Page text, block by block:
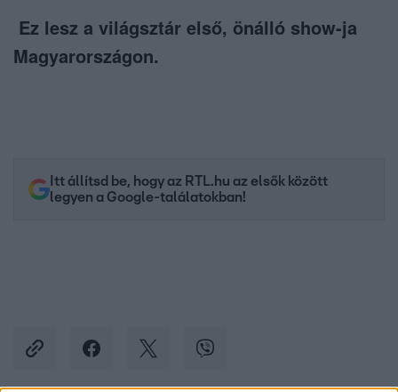
Ez lesz a világsztár első, önálló show-ja
Magyarországon.
Itt állítsd be, hogy az RTL.hu az elsők között
legyen a Google-találatokban!